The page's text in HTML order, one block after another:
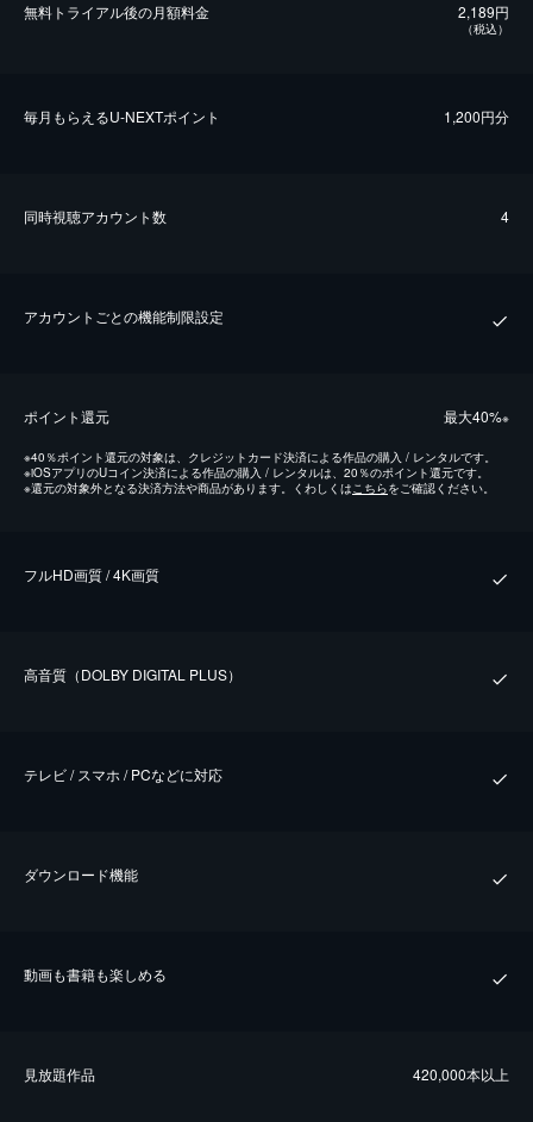
無料トライアル後の⽉額料金 2,189円
（税込）
毎⽉もらえるU-NEXTポイント 1,200円分
同時視聴アカウント数 4
アカウントごとの機能制限設定
ポイント還元 最⼤40%※
※40％ポイント還元の対象は、クレジットカード決済による作品の購入 / レンタルです。
※iOSアプリのUコイン決済による作品の購入 / レンタルは、20％のポイント還元です。
※還元の対象外となる決済方法や商品があります。くわしくはこちらをご確認ください。
フルHD画質 / 4K画質
⾼⾳質（DOLBY DIGITAL PLUS）
テレビ / スマホ / PCなどに対応
ダウンロード機能
動画も書籍も楽しめる
⾒放題作品 420,000本以上